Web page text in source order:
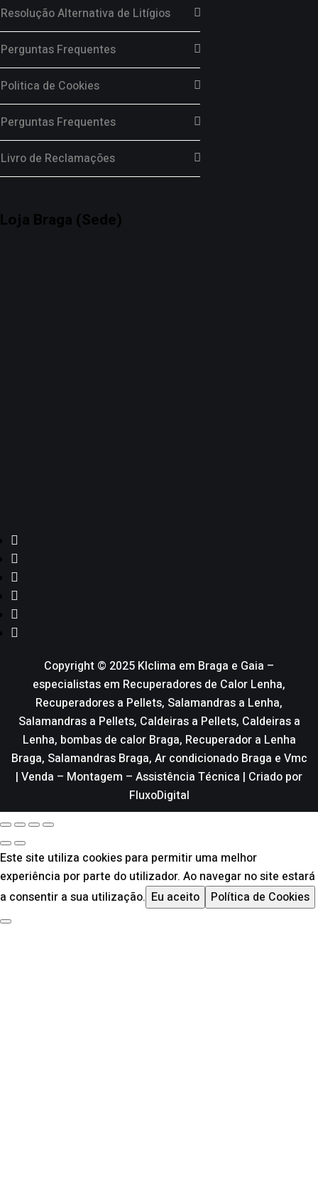
Resolução Alternativa de Litígios
Perguntas Frequentes
Politica de Cookies
Perguntas Frequentes
Livro de Reclamações
Loja Braga (Sede)
Copyright © 2025 Klclima em Braga e Gaia –
especialistas em Recuperadores de Calor Lenha,
Recuperadores a Pellets, Salamandras a Lenha,
Salamandras a Pellets, Caldeiras a Pellets, Caldeiras a
Lenha, bombas de calor Braga, Recuperador a Lenha
Braga, Salamandras Braga, Ar condicionado Braga e Vmc
| Venda – Montagem – Assistência Técnica | Criado por
FluxoDigital
Este site utiliza cookies para permitir uma melhor
experiência por parte do utilizador. Ao navegar no site estará
a consentir a sua utilização. Eu aceito Política de Cookies